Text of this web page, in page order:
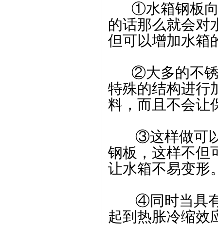
①水箱钢板向
的话那么就会对
但可以增加水箱
②大多的不锈
特殊的结构进行
料，而且不会让
③这样做可以
钢板，这样不但
让水箱不易变形
④同时当具有
起到热胀冷缩效